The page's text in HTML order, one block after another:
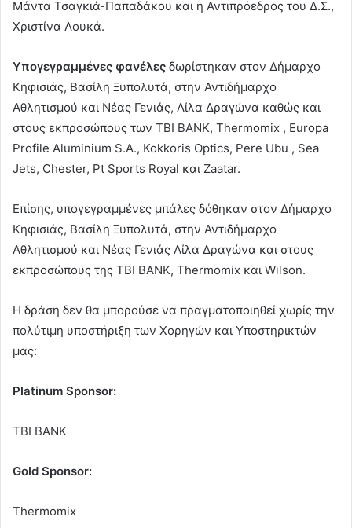
Μάντα Τσαγκιά-Παπαδάκου και η Αντιπρόεδρος του Δ.Σ.,
Χριστίνα Λουκά.
Υπογεγραμμένες φανέλες δωρίστηκαν στον Δήμαρχο
Κηφισιάς, Βασίλη Ξυπολυτά, στην Αντιδήμαρχο
Αθλητισμού και Νέας Γενιάς, Λίλα Δραγώνα καθώς και
στους εκπροσώπους των TBI BANK, Thermomix , Εuropa
Profile Aluminium S.A., Kokkoris Optics, Pere Ubu , Sea
Jets, Chester, Pt Sports Royal και Zaatar.
Επίσης, υπογεγραμμένες μπάλες δόθηκαν στον Δήμαρχο
Κηφισιάς, Βασίλη Ξυπολυτά, στην Αντιδήμαρχο
Αθλητισμού και Νέας Γενιάς Λίλα Δραγώνα και στους
εκπροσώπους της TBI BANK, Thermomix και Wilson.
Η δράση δεν θα μπορούσε να πραγματοποιηθεί χωρίς την
πολύτιμη υποστήριξη των Χορηγών και Υποστηρικτών
μας:
Platinum Sponsor:
TBI BANK
Gold Sponsor:
Thermomix